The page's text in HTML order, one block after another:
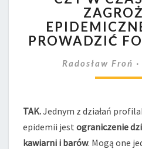
PROWADZIĆ
Radosław Froń
TAK.Jednym z działań
epidemii jest ograniczenie
kawiarni i barów. Mogą one